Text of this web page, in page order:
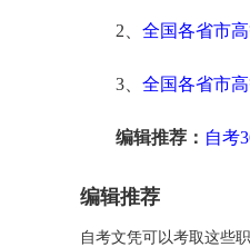
2、 全国各省市
3、 全国各省市
编辑推荐： 自考
编辑推荐
自考文凭可以考取这些